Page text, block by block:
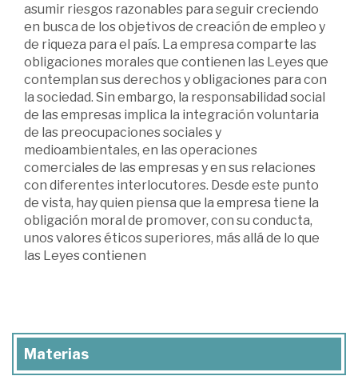
asumir riesgos razonables para seguir creciendo
en busca de los objetivos de creación de empleo y
de riqueza para el país. La empresa comparte las
obligaciones morales que contienen las Leyes que
contemplan sus derechos y obligaciones para con
la sociedad. Sin embargo, la responsabilidad social
de las empresas implica la integración voluntaria
de las preocupaciones sociales y
medioambientales, en las operaciones
comerciales de las empresas y en sus relaciones
con diferentes interlocutores. Desde este punto
de vista, hay quien piensa que la empresa tiene la
obligación moral de promover, con su conducta,
unos valores éticos superiores, más allá de lo que
las Leyes contienen
Materias